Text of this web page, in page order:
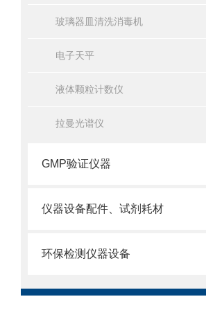
玻璃器皿清洗消毒机
电子天平
液体颗粒计数仪
拉曼光谱仪
GMP验证仪器
仪器设备配件、试剂耗材
环保检测仪器设备